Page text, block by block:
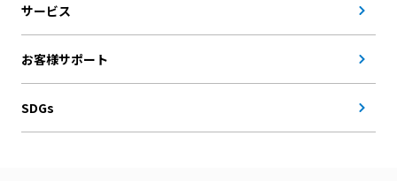
サービス
お客様サポート
SDGs